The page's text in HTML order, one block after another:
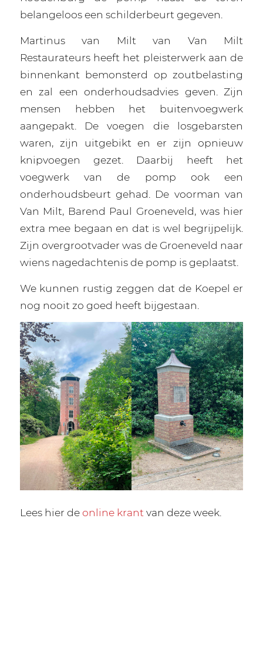
belangeloos een schilderbeurt gegeven.
Martinus van Milt van Van Milt
Restaurateurs heeft het pleisterwerk aan de
binnenkant bemonsterd op zoutbelasting
en zal een onderhoudsadvies geven. Zijn
mensen hebben het buitenvoegwerk
aangepakt. De voegen die losgebarsten
waren, zijn uitgebikt en er zijn opnieuw
knipvoegen gezet. Daarbij heeft het
voegwerk van de pomp ook een
onderhoudsbeurt gehad. De voorman van
Van Milt, Barend Paul Groeneveld, was hier
extra mee begaan en dat is wel begrijpelijk.
Zijn overgrootvader was de Groeneveld naar
wiens nagedachtenis de pomp is geplaatst.
We kunnen rustig zeggen dat de Koepel er
nog nooit zo goed heeft bijgestaan.
Lees hier deonline krant van deze week.